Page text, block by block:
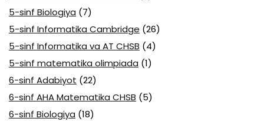
5-sinf Biologiya (7)
5-sinf Informatika Cambridge (26)
5-sinf Informatika va AT CHSB (4)
5-sinf matematika olimpiada (1)
6-sinf Adabiyot (22)
6-sinf AHA Matematika CHSB (5)
6-sinf Biologiya (18)